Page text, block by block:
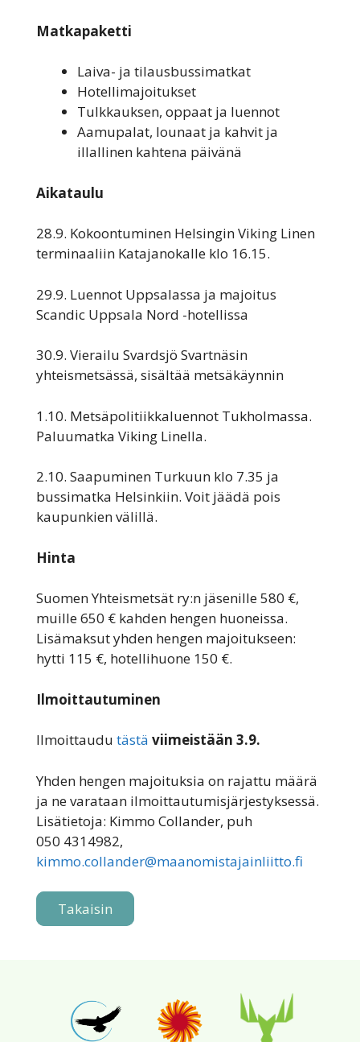
Matkapaketti
Laiva- ja tilausbussimatkat
Hotellimajoitukset
Tulkkauksen, oppaat ja luennot
Aamupalat, lounaat ja kahvit ja
illallinen kahtena päivänä
Aikataulu
28.9. Kokoontuminen Helsingin Viking Linen
terminaaliin Katajanokalle klo 16.15.
29.9. Luennot Uppsalassa ja majoitus
Scandic Uppsala Nord -hotellissa
30.9. Vierailu Svardsjö Svartnäsin
yhteismetsässä, sisältää metsäkäynnin
1.10. Metsäpolitiikkaluennot Tukholmassa.
Paluumatka Viking Linella.
2.10. Saapuminen Turkuun klo 7.35 ja
bussimatka Helsinkiin. Voit jäädä pois
kaupunkien välillä.
Hinta
Suomen Yhteismetsät ry:n jäsenille 580 €,
muille 650 € kahden hengen huoneissa.
Lisämaksut yhden hengen majoitukseen:
hytti 115 €, hotellihuone 150 €.
Ilmoittautuminen
Ilmoittaudu tästä viimeistään 3.9.
Yhden hengen majoituksia on rajattu määrä
ja ne varataan ilmoittautumisjärjestyksessä.
Lisätietoja: Kimmo Collander, puh
050 4314982,
kimmo.collander@maanomistajainliitto.fi
Takaisin